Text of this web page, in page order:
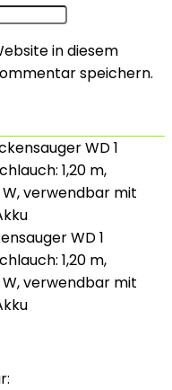
in diesem
speichern.
WD 1
1,20 m,
W, verwendbar mit